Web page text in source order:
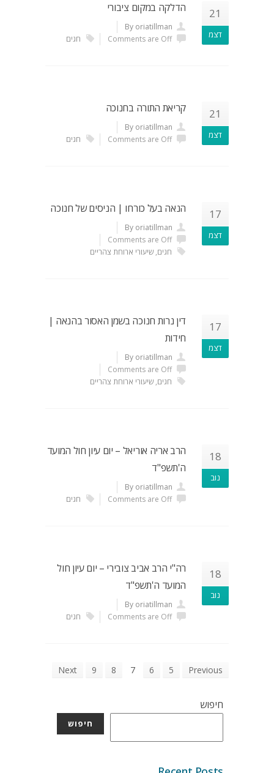
21
דצמ
הדלקה במקום ציבורי
By oriatillman
Comments are Off
חגים
21
דצמ
קריאת התורה בחנוכה
By oriatillman
Comments are Off
חגים
17
דצמ
הנאה בעל כורחו | הניסים של חנוכה
By oriatillman
Comments are Off
חגים, שיעורי ארוחת צהריים
17
דצמ
דין נרות חנוכה בשמן האסור בהנאה |
חידות
By oriatillman
Comments are Off
חגים, שיעורי ארוחת צהריים
18
נוב
הרב אריה אוריאל – יום עיון חול המועד
ה'תשפ"ד
By oriatillman
Comments are Off
חגים
18
נוב
רה"י הרב אביב צובירי – יום עיון חול
המועד ה'תשפ"ד
By oriatillman
Comments are Off
חגים
Previous
5
6
7
8
9
Next
חיפוש
חיפוש